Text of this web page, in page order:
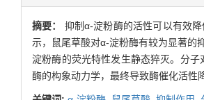
摘要： 抑制α-淀粉酶的活性可以有效
示，鼠尾草酸对α-淀粉酶有较为显著的
淀粉酶的荧光特性发生静态猝灭。分
酶的构象动力学，最终导致酶催化活性